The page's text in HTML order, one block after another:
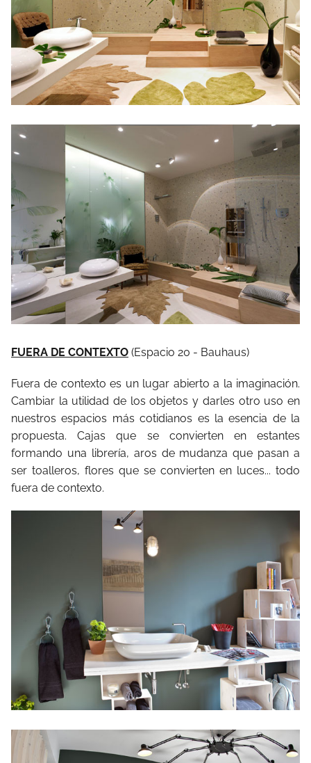
FUERA DE CONTEXTO (Espacio 20 - Bauhaus)
Fuera de contexto es un lugar abierto a la imaginación.
Cambiar la utilidad de los objetos y darles otro uso en
nuestros espacios más cotidianos es la esencia de la
propuesta. Cajas que se convierten en estantes
formando una librería, aros de mudanza que pasan a
ser toalleros, flores que se convierten en luces... todo
fuera de contexto.